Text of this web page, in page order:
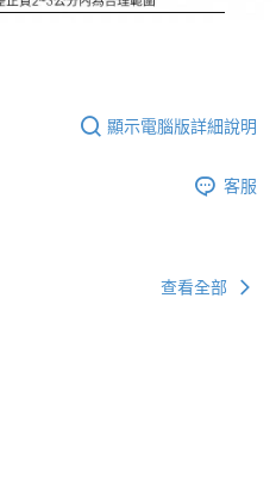
顯示電腦版詳細說明
客服
查看全部